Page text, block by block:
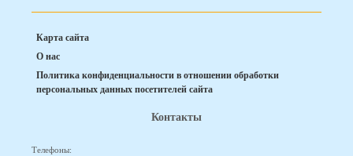
Карта сайта
О нас
Политика конфиденциальности в отношении обработки
персональных данных посетителей сайта
Контакты
Телефоны: